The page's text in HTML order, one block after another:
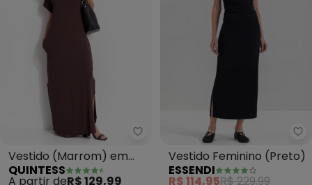
Quintess - Vestido (Marrom)
Vestido (Marrom) em
Malha de Viscose
QUINTESS
A partir deR$ 129,99
Vestido Feminino (Preto)
ESSENDI
R$ 114,95R$ 229,99